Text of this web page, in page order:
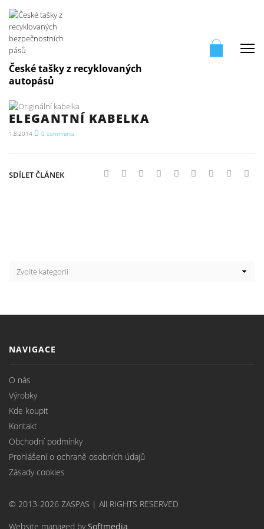
České tašky z recyklovaných
autopásů
ELEGANTNÍ KABELKA
1.8.2014 0 comments
SDÍLET ČLÁNEK
NAVIGACE
O nás
Výrobky
Kde koupit
Kontakt
Obchodní podmínky
Prohlášení o ochraně osobních údajů
Zásady cookies
© 2013-2026 ZASPAS | All RIGHTS RESERVED
Website managed bySoftmedia